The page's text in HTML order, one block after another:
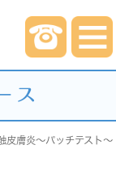
ス
皮膚炎～パッチテスト～